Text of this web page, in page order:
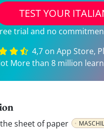
TEST YOUR
trial and no
4,7 on App Store,
More than 8 million
the sheet of paper